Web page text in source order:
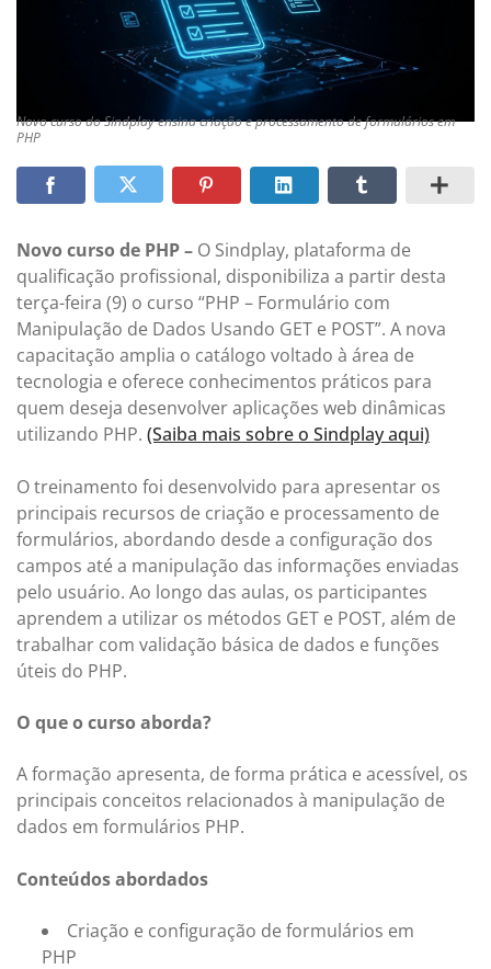
Novo curso do Sindplay ensina criação e processamento de formulários em
PHP
Novo curso de PHP – O Sindplay, plataforma de
qualificação profissional, disponibiliza a partir desta
terça-feira (9) o curso “PHP – Formulário com
Manipulação de Dados Usando GET e POST”. A nova
capacitação amplia o catálogo voltado à área de
tecnologia e oferece conhecimentos práticos para
quem deseja desenvolver aplicações web dinâmicas
utilizando PHP. (Saiba mais sobre o Sindplay aqui)
O treinamento foi desenvolvido para apresentar os
principais recursos de criação e processamento de
formulários, abordando desde a configuração dos
campos até a manipulação das informações enviadas
pelo usuário. Ao longo das aulas, os participantes
aprendem a utilizar os métodos GET e POST, além de
trabalhar com validação básica de dados e funções
úteis do PHP.
O que o curso aborda?
A formação apresenta, de forma prática e acessível, os
principais conceitos relacionados à manipulação de
dados em formulários PHP.
Conteúdos abordados
Criação e configuração de formulários em
PHP